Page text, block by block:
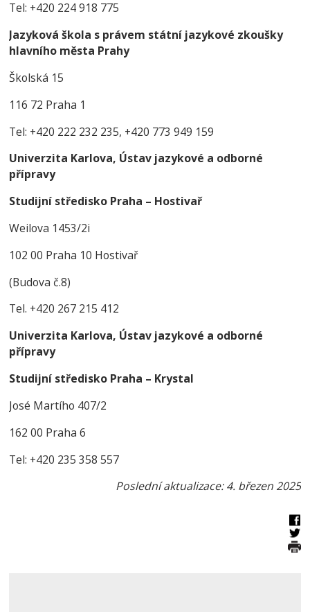
Tel: +420 224 918 775
Jazyková škola s právem státní jazykové zkoušky
hlavního města Prahy
Školská 15
116 72 Praha 1
Tel: +420 222 232 235, +420 773 949 159
Univerzita Karlova, Ústav jazykové a odborné
přípravy
Studijní středisko Praha – Hostivař
Weilova 1453/2i
102 00 Praha 10 Hostivař
(Budova č.8)
Tel. +420 267 215 412
Univerzita Karlova, Ústav jazykové a odborné
přípravy
Studijní středisko Praha – Krystal
José Martího 407/2
162 00 Praha 6
Tel: +420 235 358 557
Poslední aktualizace: 4. březen 2025